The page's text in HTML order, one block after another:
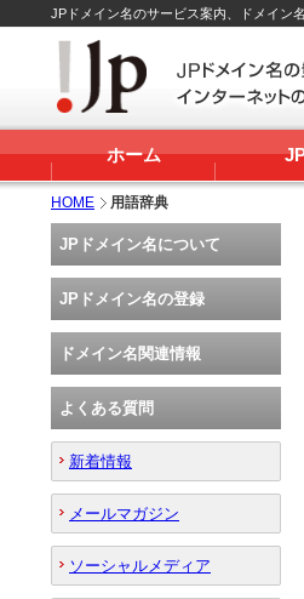
JPドメイン名のサービス案内、ドメイン
ホーム
HOME 用語辞典
JPドメイン名について
JPドメイン名の登録
ドメイン名関連情報
よくある質問
新着情報
メールマガジン
ソーシャルメディア